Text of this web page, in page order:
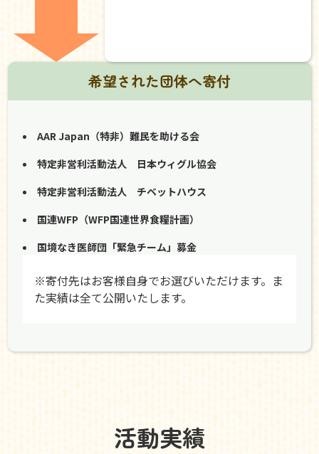
希望された団体へ寄付
AAR Japan（特非）難民を助ける会
特定非営利活動法人 日本ウィグル協会
特定非営利活動法人 チベットハウス
国連WFP（WFP国連世界食糧計画）
国境なき医師団「緊急チーム」募金
※寄付先はお客様自身でお選びいただけます。ま
た実績は全て公開いたします。
活動実績